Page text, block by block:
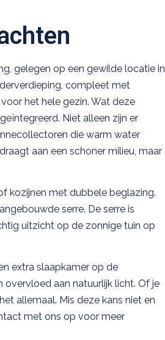
gelegen op een gewilde locatie in
compleet met
het hele gezin. Wat deze
Niet alleen zijn er
die warm water
aan een schoner milieu, maar
kozijnen met dubbele beglazing.
serre. De serre is
uitzicht op de zonnige tuin op
extra slaapkamer op de
aan natuurlijk licht. Of je
allemaal. Mis deze kans niet en
met ons op voor meer